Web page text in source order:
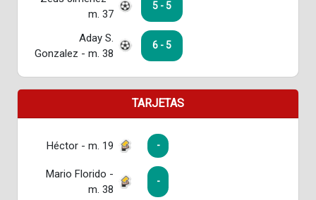
m. 37
5 - 5
Aday S.
Gonzalez - m. 38
6 - 5
TARJETAS
Héctor - m. 19 -
Mario Florido -
m. 38
-